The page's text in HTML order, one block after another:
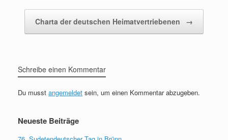
Charta der deutschen Heimatvertriebenen →
Schreibe einen Kommentar
Du musst angemeldet sein, um einen Kommentar abzugeben.
Neueste Beiträge